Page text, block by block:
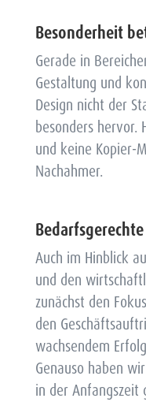
Besonderheit
Gerade in
Gestaltung und
Design nicht der
besonders hervor.
und keine Kopier-
Nachahmer.
Auch im Hinblick
und den
zunächst den
den
wachsendem
Genauso haben
in der Anfangszeit